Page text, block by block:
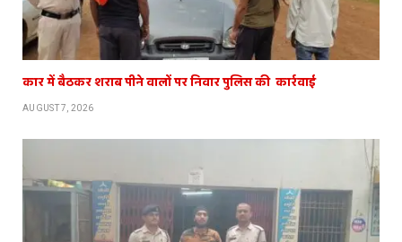
कार में बैठकर शराब पीने वालों पर निवार पुलिस की कार्रवाई
AUGUST 7, 2026